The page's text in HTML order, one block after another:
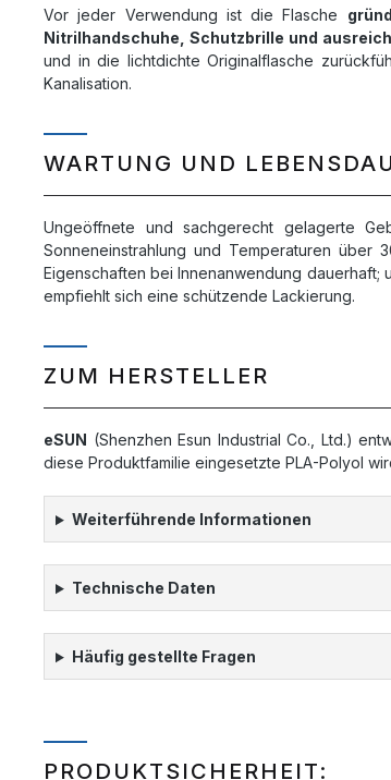
Vor jeder Verwendung ist die Flasche
Nitrilhandschuhe, Schutzbrille und
und in die lichtdichte Originalflasche
Kanalisation.
WARTUNG UND
Ungeöffnete und sachgerecht gelagerte
Sonneneinstrahlung und Temperaturen
Eigenschaften bei Innenanwendung
empfiehlt sich eine schützende Lackierung.
ZUM HERSTELLER
eSUN (Shenzhen Esun Industrial Co., Ltd.)
diese Produktfamilie eingesetzte PLA-Polyol
Weiterführende Informationen
Technische Daten
Häufig gestellte Fragen
PRODUKTSICHERHEIT: